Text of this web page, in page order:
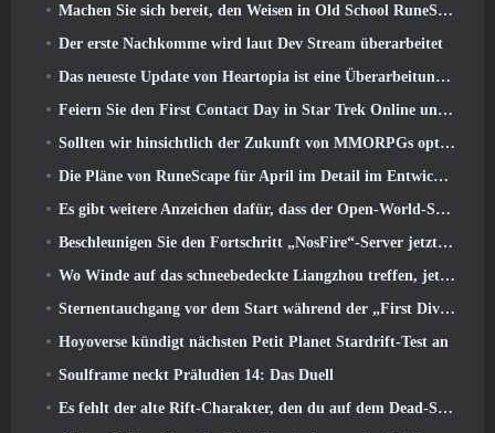
Machen Sie sich bereit, den Weisen in Old School RuneScape’s Leagues VI aus dem Käfig zu retten: Dämonische Pakte
Der erste Nachkomme wird laut Dev Stream überarbeitet
Das neueste Update von Heartopia ist eine Überarbeitung im Alice-im-Wunderland-Stil
Feiern Sie den First Contact Day in Star Trek Online und sichern Sie sich eine neue Version des Nobel Intel Battlecruiser
Sollten wir hinsichtlich der Zukunft von MMORPGs optimistisch sein??
Die Pläne von RuneScape für April im Detail im Entwicklervideo
Es gibt weitere Anzeichen dafür, dass der Open-World-Shooter StarCraft eine echte Sache sein könnte
Beschleunigen Sie den Fortschritt „NosFire“-Server jetzt in NosTale verfügbar
Wo Winde auf das schneebedeckte Liangzhou treffen, jetzt mit der Veröffentlichung der Version verfügbar 1.5
Sternentauchgang vor dem Start während der „First Dive Show“
Hoyoverse kündigt nächsten Petit Planet Stardrift-Test an
Soulframe neckt Präludien 14: Das Duell
Es fehlt der alte Rift-Charakter, den du auf dem Dead-Server zurückgelassen hast? Gamigo hat eine Lösung dafür